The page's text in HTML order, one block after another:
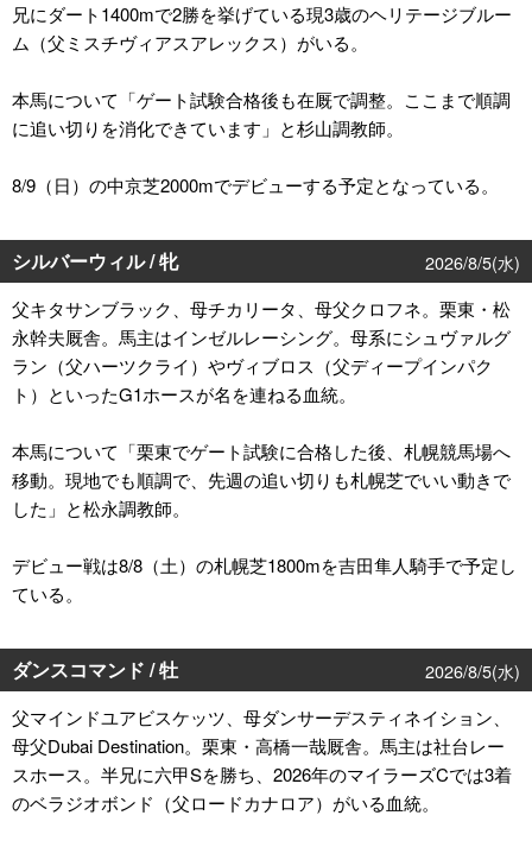
兄にダート1400mで2勝を挙げている現3歳のヘリテージブルー
ム（父ミスチヴィアスアレックス）がいる。
本馬について「ゲート試験合格後も在厩で調整。ここまで順調
に追い切りを消化できています」と杉山調教師。
8/9（日）の中京芝2000mでデビューする予定となっている。
シルバーウィル / 牝
2026/8/5(水)
父キタサンブラック、母チカリータ、母父クロフネ。栗東・松
永幹夫厩舎。馬主はインゼルレーシング。母系にシュヴァルグ
ラン（父ハーツクライ）やヴィブロス（父ディープインパク
ト）といったG1ホースが名を連ねる血統。
本馬について「栗東でゲート試験に合格した後、札幌競馬場へ
移動。現地でも順調で、先週の追い切りも札幌芝でいい動きで
した」と松永調教師。
デビュー戦は8/8（土）の札幌芝1800mを吉田隼人騎手で予定し
ている。
ダンスコマンド / 牡
2026/8/5(水)
父マインドユアビスケッツ、母ダンサーデスティネイション、
母父Dubai Destination。栗東・高橋一哉厩舎。馬主は社台レー
スホース。半兄に六甲Sを勝ち、2026年のマイラーズCでは3着
のベラジオボンド（父ロードカナロア）がいる血統。